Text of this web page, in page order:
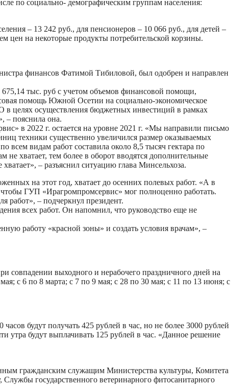
по социально- демографическим группам населения:
– 13 242 руб., для пенсионеров – 10 066 руб., для детей –
цен на некоторые продукты потребительской корзины.
финансов Фатимой Тибиловой, был одобрен и направлен
тыс. руб с учетом объемов финансовой помощи,
помощь Южной Осетии на социально-экономическое
в целях осуществления бюджетных инвестиций в рамках
– пояснила она.
в 2022 г. остается на уровне 2021 г. «Мы направили письмо
техники существенно увеличился размер оказываемых
всем видам работ составила около 8,5 тысяч гектара по
хватает, тем более в оборот вводятся дополнительные
– разъяснил ситуацию глава Минсельхоза.
на этот год, хватает до осенних полевых работ. «А в
ГУП «Ирагромпромсервис» мог полноценно работать.
работ», – подчеркнул президент.
всех работ. Он напомнил, что руководство еще не
работу «красной зоны» и создать условия врачам», –
совпадении выходного и нерабочего праздничного дней на
с 6 по 8 марта; с 7 по 9 мая; с 28 по 30 мая; c 11 по 13 июня; с
будут получать 425 рублей в час, но не более 3000 рублей
утра будут выплачивать 125 рублей в час. «Данное решение
гражданским служащим Министерства культуры, Комитета
государственного ветеринарного фитосанитарного